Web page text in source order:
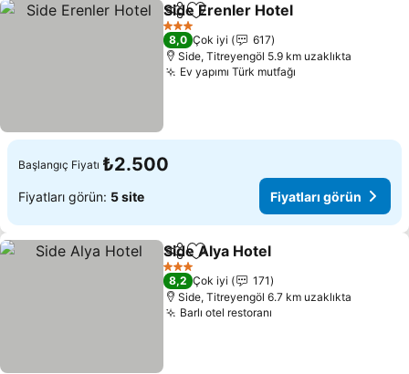
PaylaşFavorilerime ekle
Side Erenler Hotel
3 Yıldız
8,0 Çok iyi
617
Side, Titreyengöl 5.9 km uzaklıkta
Ev yapımı Türk mutfağı
Başlangıç Fiyatı ₺2.500
Fiyatları görün: 5 site Fiyatları görün
PaylaşFavorilerime ekle
Side Alya Hotel
3 Yıldız
8,2 Çok iyi
171
Side, Titreyengöl 6.7 km uzaklıkta
Barlı otel restoranı